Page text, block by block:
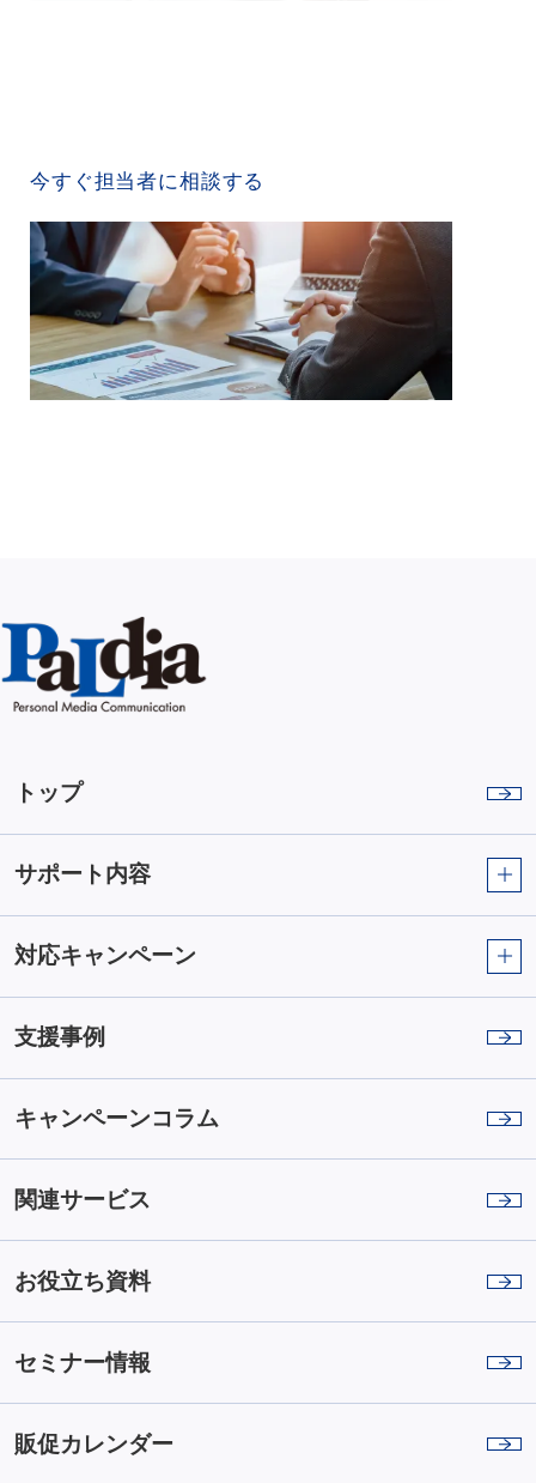
今すぐ担当者に相談する
トップ
サポート内容
対応キャンペーン
支援事例
キャンペーンコラム
関連サービス
お役立ち資料
セミナー情報
販促カレンダー